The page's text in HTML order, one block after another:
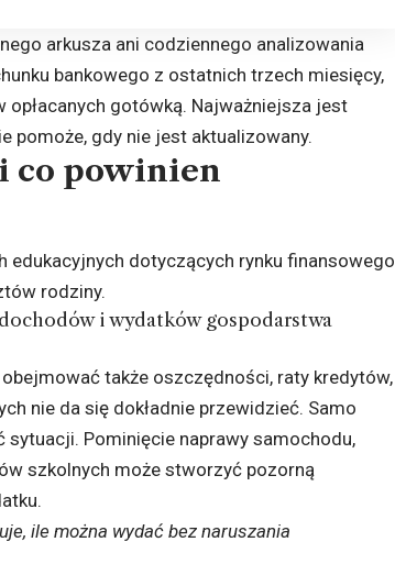
arkusza ani codziennego analizowania
bankowego z ostatnich trzech miesięcy,
opłacanych gotówką. Najważniejsza jest
pomoże, gdy nie jest aktualizowany.
co powinien
edukacyjnych dotyczących rynku finansowego
rodziny.
i wydatków gospodarstwa
także oszczędności, raty kredytów,
nie da się dokładnie przewidzieć. Samo
Pominięcie naprawy samochodu,
szkolnych może stworzyć pozorną
ile można wydać bez naruszania